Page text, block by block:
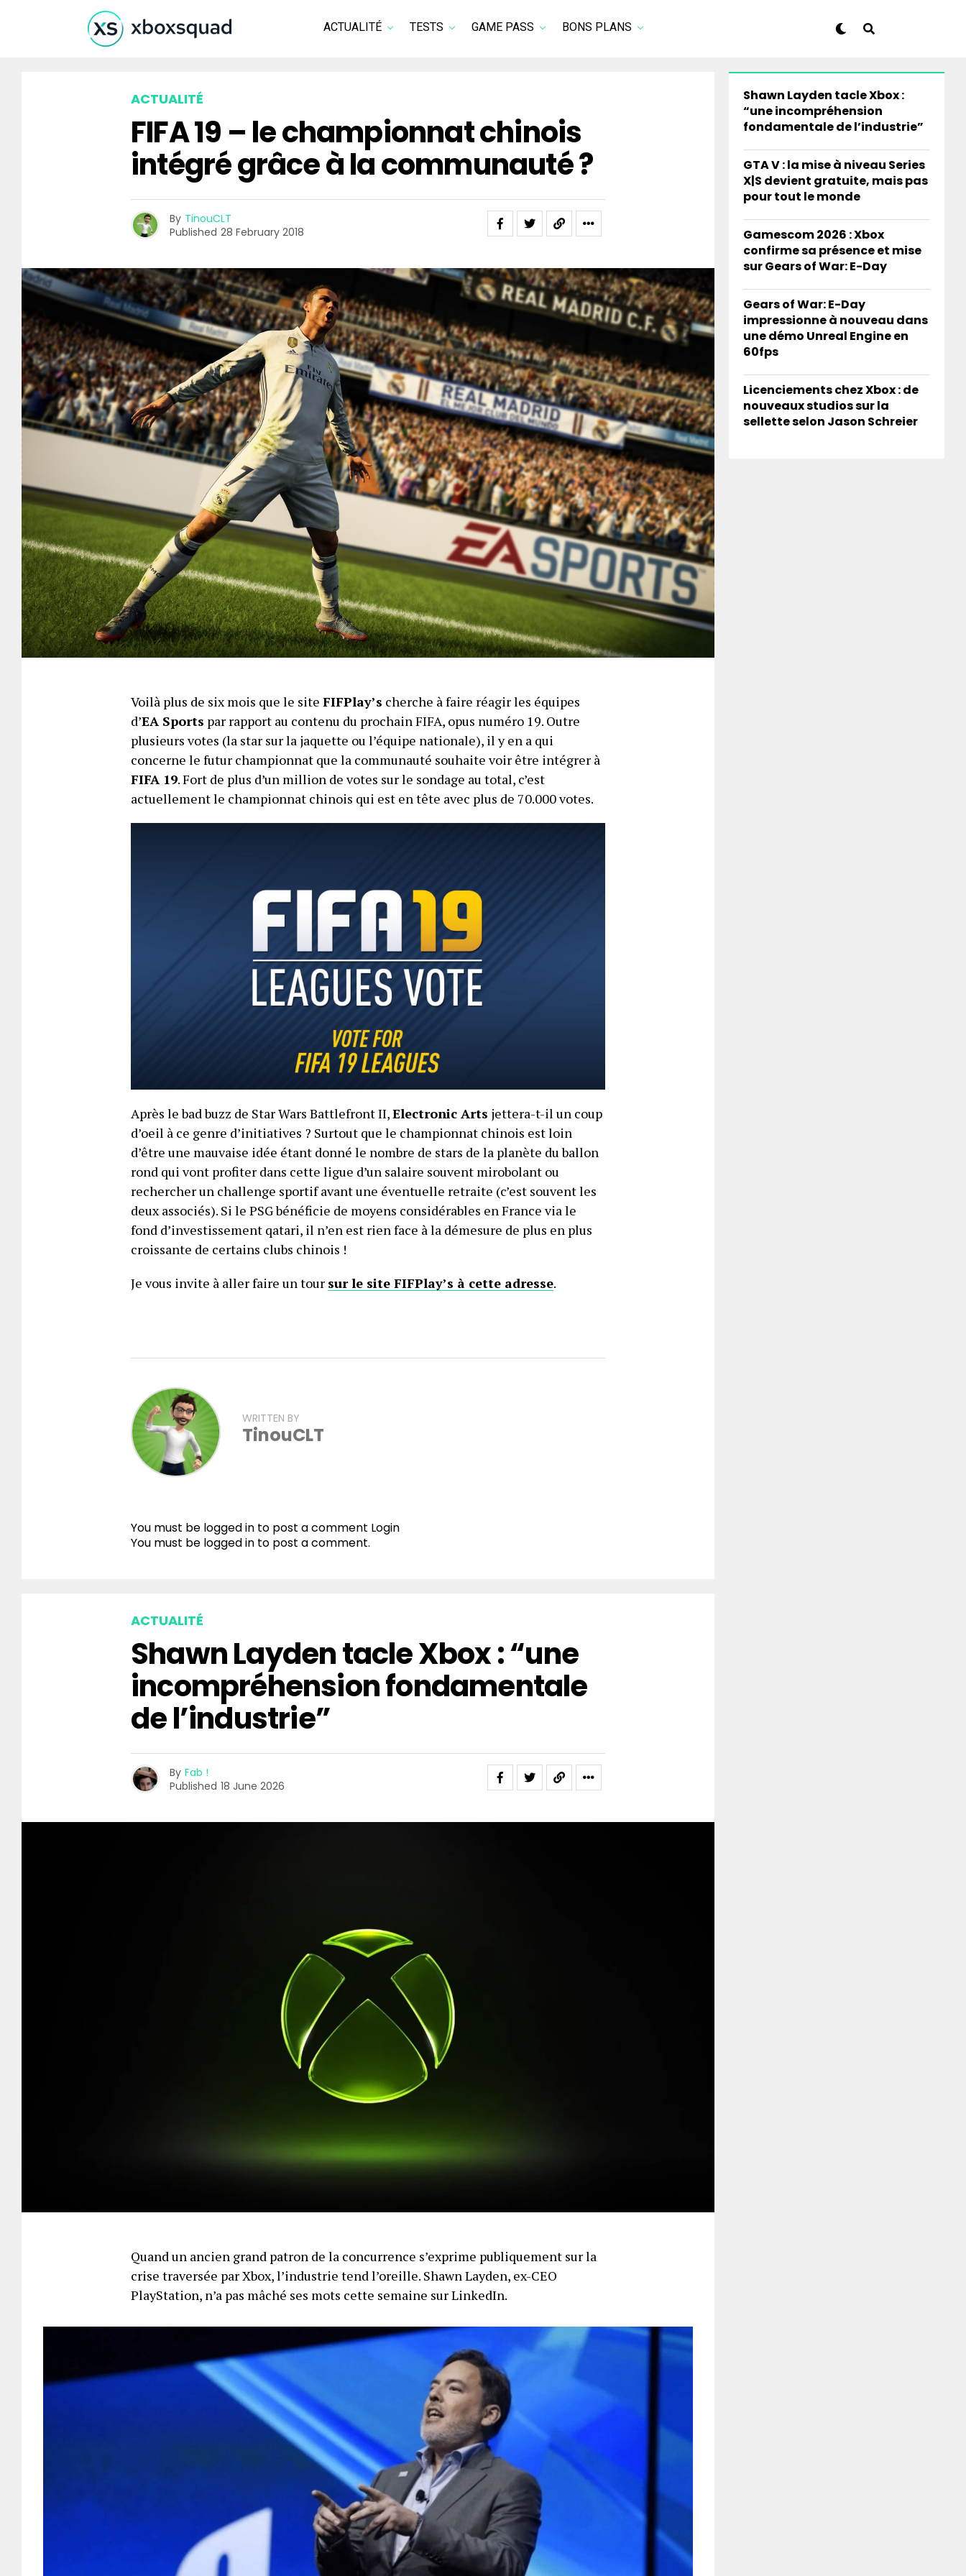
ACTUALITÉ TESTS GAME PASS BONS PLANS
ACTUALITÉ
FIFA 19 – le championnat chinois
intégré grâce à la communauté ?
By TinouCLT
Published 28 February 2018
Voilà plus de six mois que le site FIFPlay’s cherche à faire réagir les équipes
d’EA Sports par rapport au contenu du prochain FIFA, opus numéro 19. Outre
plusieurs votes (la star sur la jaquette ou l’équipe nationale), il y en a qui
concerne le futur championnat que la communauté souhaite voir être intégrer à
FIFA 19. Fort de plus d’un million de votes sur le sondage au total, c’est
actuellement le championnat chinois qui est en tête avec plus de 70.000 votes.
Après le bad buzz de Star Wars Battlefront II,Electronic Arts jettera-t-il un coup
d’oeil à ce genre d’initiatives ? Surtout que le championnat chinois est loin
d’être une mauvaise idée étant donné le nombre de stars de la planète du ballon
rond qui vont profiter dans cette ligue d’un salaire souvent mirobolant ou
rechercher un challenge sportif avant une éventuelle retraite (c’est souvent les
deux associés). Si le PSG bénéficie de moyens considérables en France via le
fond d’investissement qatari, il n’en est rien face à la démesure de plus en plus
croissante de certains clubs chinois !
Je vous invite à aller faire un tour sur le site FIFPlay’s à cette adresse.
WRITTEN BY
TinouCLT
You must be logged in to post a comment Login
You must be logged in to post a comment.
ACTUALITÉ
Shawn Layden tacle Xbox : “une
incompréhension fondamentale
de l’industrie”
By Fab !
Published 18 June 2026
Quand un ancien grand patron de la concurrence s’exprime publiquement sur la
crise traversée par Xbox, l’industrie tend l’oreille. Shawn Layden, ex-CEO
PlayStation, n’a pas mâché ses mots cette semaine sur LinkedIn.
Shawn Layden tacle Xbox :
“une incompréhension
fondamentale de l’industrie”
GTA V : la mise à niveau Series
X|S devient gratuite, mais pas
pour tout le monde
Gamescom 2026 : Xbox
confirme sa présence et mise
sur Gears of War: E-Day
Gears of War: E-Day
impressionne à nouveau dans
une démo Unreal Engine en
60fps
Licenciements chez Xbox : de
nouveaux studios sur la
sellette selon Jason Schreier